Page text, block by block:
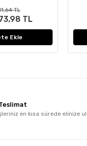
TL
TL
Ekle
Teslimat
en kısa sürede elinize